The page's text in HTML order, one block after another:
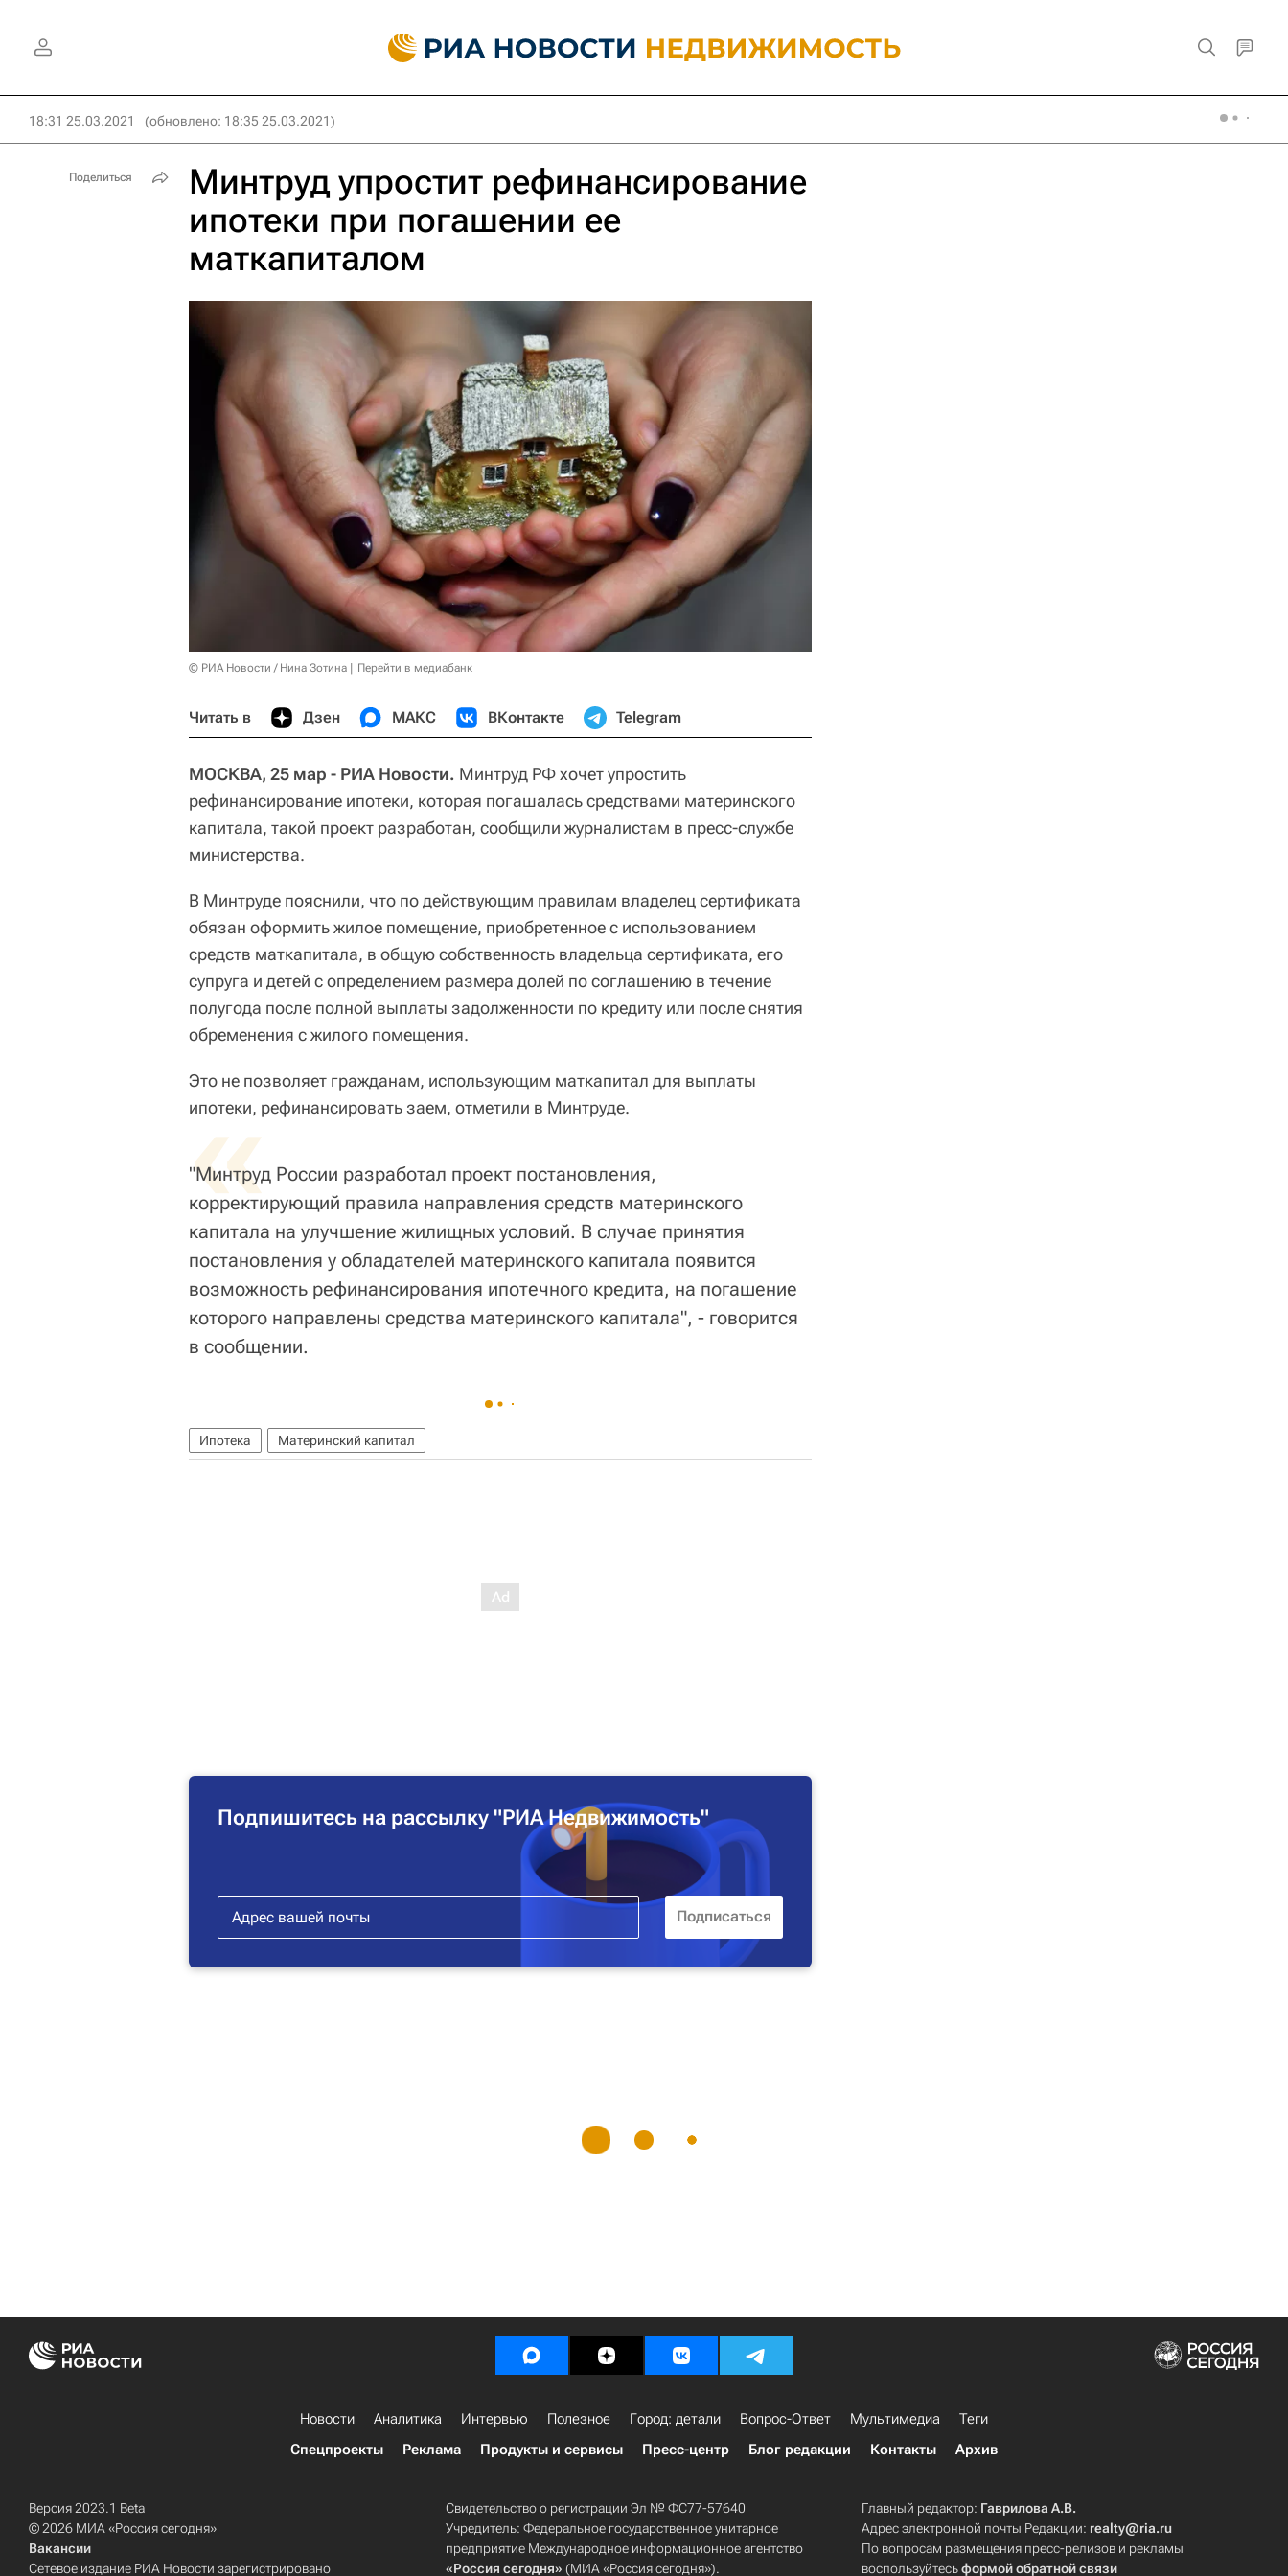
18:31 25.03.2021 (обновлено: 18:35 25.03.2021)
Минтруд упростит рефинансирование
ипотеки при погашении ее
маткапиталом
© РИА Новости / Нина Зотина Перейти в медиабанк
Читать в Дзен МАКС ВКонтакте Telegram
МОСКВА, 25 мар - РИА Новости. Минтруд РФ хочет упростить
рефинансирование ипотеки, которая погашалась средствами материнского
капитала, такой проект разработан, сообщили журналистам в пресс-службе
министерства.
В Минтруде пояснили, что по действующим правилам владелец сертификата
обязан оформить жилое помещение, приобретенное с использованием
средств маткапитала, в общую собственность владельца сертификата, его
супруга и детей с определением размера долей по соглашению в течение
полугода после полной выплаты задолженности по кредиту или после снятия
обременения с жилого помещения.
Это не позволяет гражданам, использующим маткапитал для выплаты
ипотеки, рефинансировать заем, отметили в Минтруде.
«
"Минтруд России разработал проект постановления,
корректирующий правила направления средств материнского
капитала на улучшение жилищных условий. В случае принятия
постановления у обладателей материнского капитала появится
возможность рефинансирования ипотечного кредита, на погашение
которого направлены средства материнского капитала", - говорится
в сообщении.
Ипотека Материнский капитал
Подпишитесь на рассылку "РИА Недвижимость"
Поделиться
Новости Аналитика Интервью Полезное Город: детали Вопрос-Ответ Мультимедиа
Теги
Спецпроекты
Реклама Продукты и сервисы Пресс-центр Блог редакции Контакты Архив
Версия 2023.1 Beta
© 2026 МИА «Россия сегодня»
Вакансии
Сетевое издание РИА Новости зарегистрировано
Свидетельство о регистрации Эл № ФС77-57640
Учредитель: Федеральное государственное унитарное
предприятие Международное информационное агентство
«Россия сегодня» (МИА «Россия сегодня»).
Главный редактор: Гаврилова А.В.
Адрес электронной почты Редакции: realty@ria.ru
По вопросам размещения пресс-релизов и рекламы
воспользуйтесьформой обратной связи